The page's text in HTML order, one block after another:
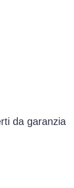
da garanzia